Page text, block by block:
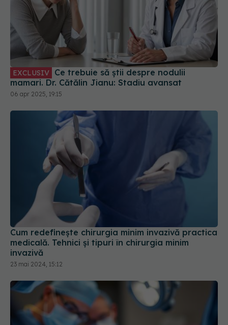
EXCLUSIV
mamari. Dr. Cătălin Jianu: Stadiu avansat
06 apr 2025, 19:15
Cum redefinește chirurgia minim invazivă practica
medicală. Tehnici și tipuri în chirurgia minim
invazivă
23 mai 2024, 15:12